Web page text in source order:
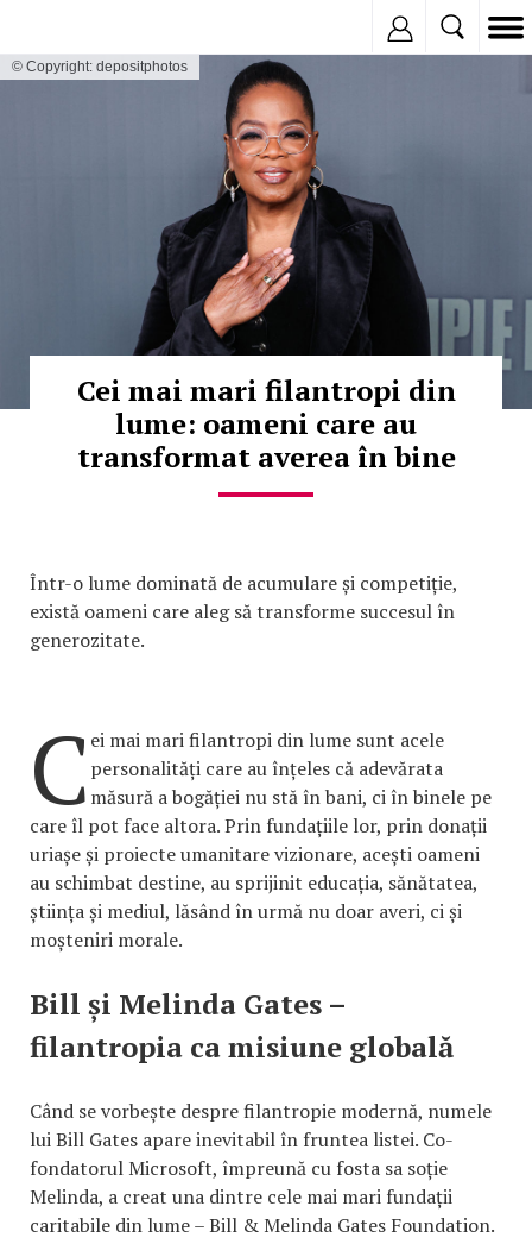
© Copyright: depositphotos
Cei mai mari filantropi din
lume: oameni care au
transformat averea în bine
Într-o lume dominată de acumulare și competiție,
există oameni care aleg să transforme succesul în
generozitate.
C ei mai mari filantropi din lume sunt acele
personalități care au înțeles că adevărata
măsură a bogăției nu stă în bani, ci în binele pe
care îl pot face altora. Prin fundațiile lor, prin donații
uriașe și proiecte umanitare vizionare, acești oameni
au schimbat destine, au sprijinit educația, sănătatea,
știința și mediul, lăsând în urmă nu doar averi, ci și
moșteniri morale.
Bill și Melinda Gates –
filantropia ca misiune globală
Când se vorbește despre filantropie modernă, numele
lui Bill Gates apare inevitabil în fruntea listei. Co-
fondatorul Microsoft, împreună cu fosta sa soție
Melinda, a creat una dintre cele mai mari fundații
caritabile din lume – Bill & Melinda Gates Foundation.